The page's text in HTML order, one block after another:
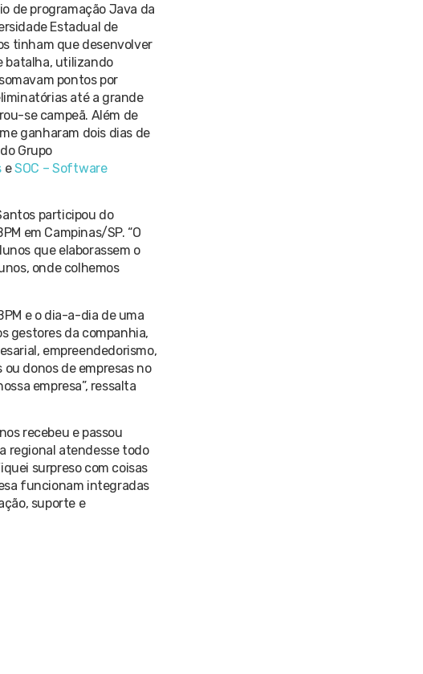
de programação Java da
Estadual de
tinham que desenvolver
batalha, utilizando
pontos por
até a grande
se campeã. Além de
ganharam dois dias de
Grupo
eSOC – Software
participou do
em Campinas/SP. “O
que elaborassem o
onde colhemos
e o dia-a-dia de uma
gestores da companhia,
empreendedorismo,
donos de empresas no
empresa”, ressalta
recebeu e passou
regional atendesse todo
surpreso com coisas
funcionam integradas
suporte e